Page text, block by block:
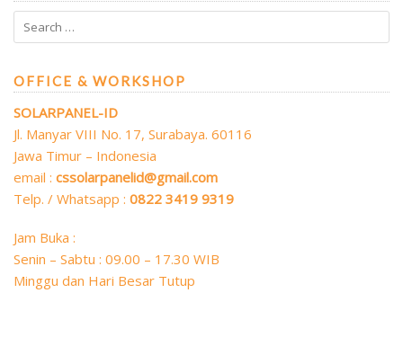
OFFICE & WORKSHOP
SOLARPANEL-ID
Jl. Manyar VIII No. 17, Surabaya. 60116
Jawa Timur – Indonesia
email : cssolarpanelid@gmail.com
Telp. / Whatsapp : 0822 3419 9319
Jam Buka :
Senin – Sabtu : 09.00 – 17.30 WIB
Minggu dan Hari Besar Tutup